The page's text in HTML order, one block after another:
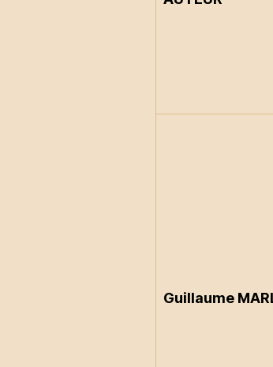
Guillaume